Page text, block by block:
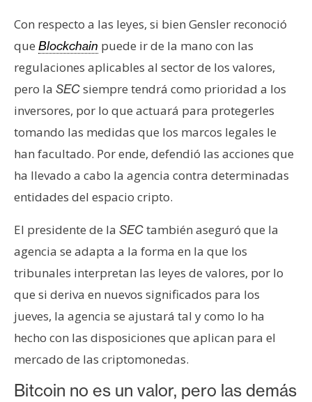
s
C
o
n
t
c
t
o
P
u
b
l
i
c
i
d
d
Con respecto a las leyes, si bien Gensler reconoció
que Blockchain puede ir de la mano con las
regulaciones aplicables al sector de los valores,
pero la SECsiempre tendrá como prioridad a los
inversores, por lo que actuará para protegerles
tomando las medidas que los marcos legales le
han facultado. Por ende, defendió las acciones que
ha llevado a cabo la agencia contra determinadas
entidades del espacio cripto.
El presidente de la SECtambién aseguró que la
agencia se adapta a la forma en la que los
tribunales interpretan las leyes de valores, por lo
que si deriva en nuevos significados para los
jueves, la agencia se ajustará tal y como lo ha
hecho con las disposiciones que aplican para el
mercado de las criptomonedas.
Bitcoin no es un valor, pero las demás